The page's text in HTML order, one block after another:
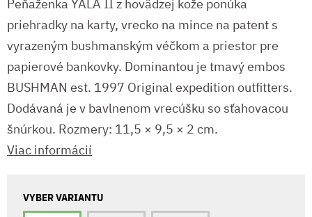
Peňaženka YALA II z hovädzej kože ponúka
priehradky na karty, vrecko na mince na patent s
vyrazeným bushmanským véčkom a priestor pre
papierové bankovky. Dominantou je tmavý embos
BUSHMAN est. 1997 Original expedition outfitters.
Dodávaná je v bavlnenom vrecúšku so sťahovacou
šnúrkou. Rozmery: 11,5 × 9,5 × 2 cm.
Viac informácií
VYBER VARIANTU